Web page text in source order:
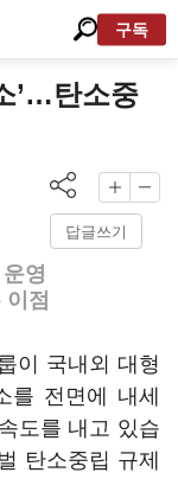
구독
’…탄소중
답글쓰기
영
점
이 국내외 대형
를 전면에 내세
도를 내고 있습
탄소중립 규제